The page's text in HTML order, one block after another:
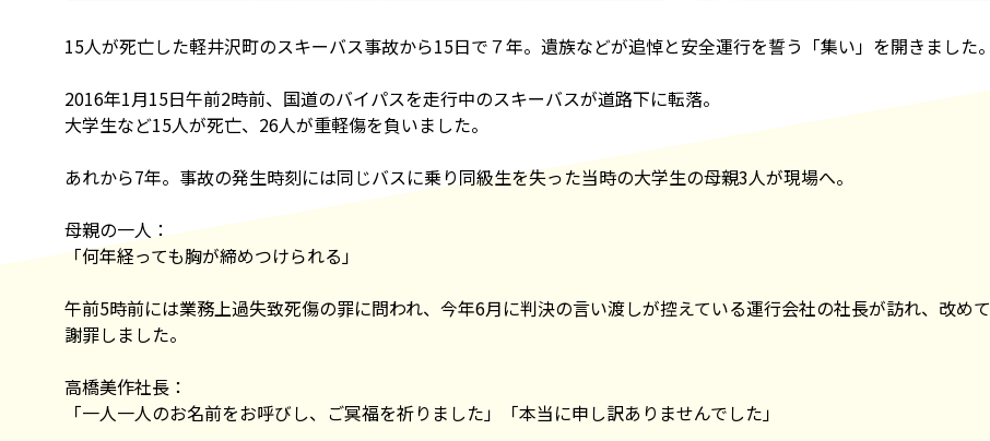
15人が死亡した軽井沢町のスキーバス事故から15日で７年。遺族などが追悼と安全運行を誓う「集い」を開きました。
2016年1月15日午前2時前、国道のバイパスを走行中のスキーバスが道路下に転落。
大学生など15人が死亡、26人が重軽傷を負いました。
あれから7年。事故の発生時刻には同じバスに乗り同級生を失った当時の大学生の母親3人が現場へ。
母親の一人：
「何年経っても胸が締めつけられる」
午前5時前には業務上過失致死傷の罪に問われ、今年6月に判決の言い渡しが控えている運行会社の社長が訪れ、改めて
謝罪しました。
高橋美作社長：
「一人一人のお名前をお呼びし、ご冥福を祈りました」「本当に申し訳ありませんでした」